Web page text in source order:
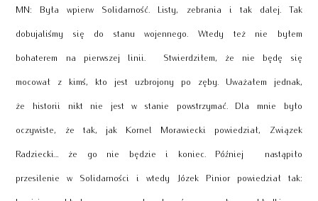
MN: Była wpierw Solidarność. Listy, zebrania i tak dalej. Tak
dobujaliśmy się do stanu wojennego. Wtedy też nie byłem
bohaterem na pierwszej linii. Stwierdziłem, że nie będę się
mocował z kimś, kto jest uzbrojony po zęby. Uważałem jednak,
że historii nikt nie jest w stanie powstrzymać. Dla mnie było
oczywiste, że tak, jak Kornel Morawiecki powiedział, Związek
Radziecki… że go nie będzie i koniec. Później nastąpiło
przesilenie w Solidarności i wtedy Józek Pinior powiedział tak: